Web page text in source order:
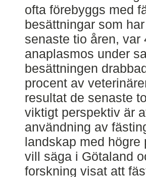
ofta förebyggs med
besättningar som
senaste tio åren, var
anaplasmos under
besättningen
procent av
resultat de senaste
viktigt perspektiv är
användning av
landskap med högre
vill säga i Götaland
forskning visat att